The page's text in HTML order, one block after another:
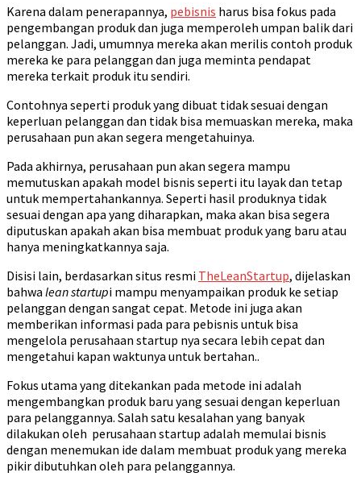
Karena dalam penerapannya, pebisnis harus bisa fokus pada
pengembangan produk dan juga memperoleh umpan balik dari
pelanggan. Jadi, umumnya mereka akan merilis contoh produk
mereka ke para pelanggan dan juga meminta pendapat
mereka terkait produk itu sendiri.
Contohnya seperti produk yang dibuat tidak sesuai dengan
keperluan pelanggan dan tidak bisa memuaskan mereka, maka
perusahaan pun akan segera mengetahuinya.
Pada akhirnya, perusahaan pun akan segera mampu
memutuskan apakah model bisnis seperti itu layak dan tetap
untuk mempertahankannya. Seperti hasil produknya tidak
sesuai dengan apa yang diharapkan, maka akan bisa segera
diputuskan apakah akan bisa membuat produk yang baru atau
hanya meningkatkannya saja.
Disisi lain, berdasarkan situs resmi TheLeanStartup, dijelaskan
bahwa lean startupi mampu menyampaikan produk ke setiap
pelanggan dengan sangat cepat. Metode ini juga akan
memberikan informasi pada para pebisnis untuk bisa
mengelola perusahaan startup nya secara lebih cepat dan
mengetahui kapan waktunya untuk bertahan..
Fokus utama yang ditekankan pada metode ini adalah
mengembangkan produk baru yang sesuai dengan keperluan
para pelanggannya. Salah satu kesalahan yang banyak
dilakukan oleh perusahaan startup adalah memulai bisnis
dengan menemukan ide dalam membuat produk yang mereka
pikir dibutuhkan oleh para pelanggannya.